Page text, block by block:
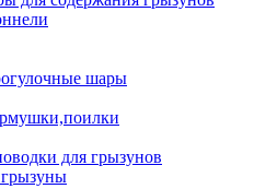
шары
для грызунов